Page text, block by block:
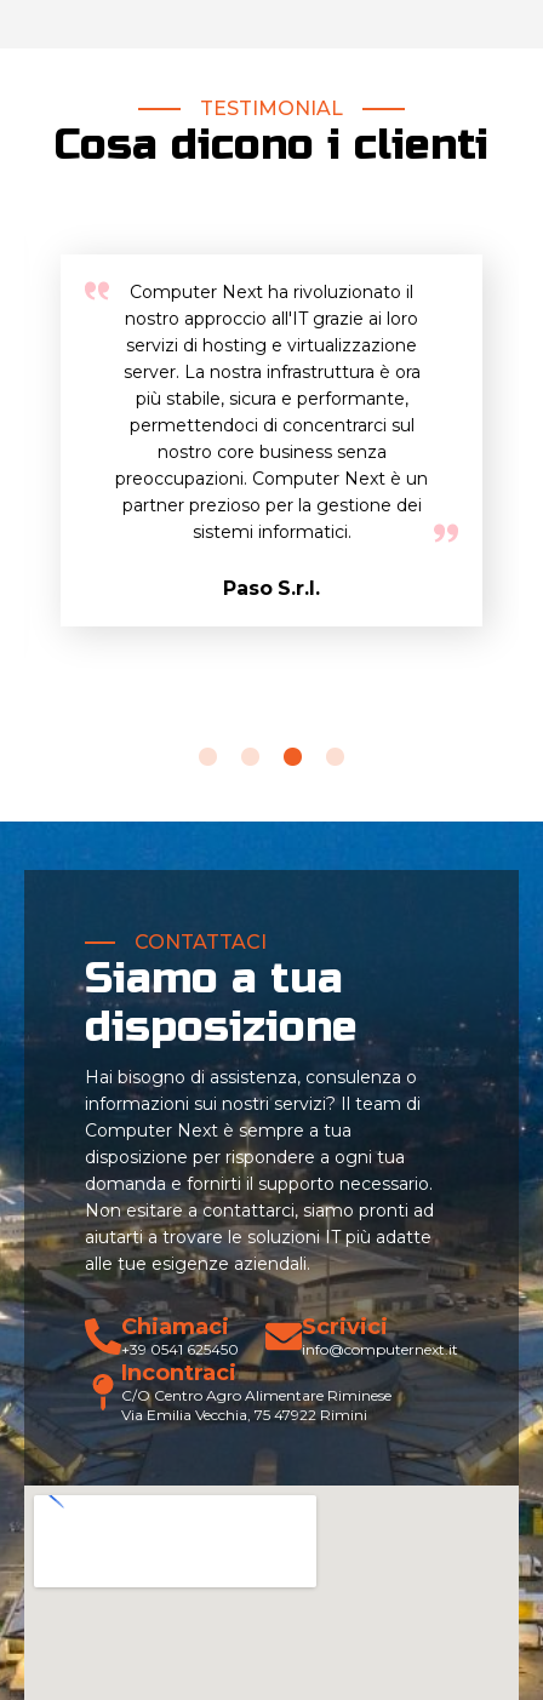
TESTIMONIAL
Cosa dicono i clienti
Computer Next ha rivoluzionato il
nostro approccio all'IT grazie ai loro
servizi di hosting e virtualizzazione
server. La nostra infrastruttura è ora
più stabile, sicura e performante,
permettendoci di concentrarci sul
nostro core business senza
preoccupazioni. Computer Next è un
partner prezioso per la gestione dei
sistemi informatici.
Paso S.r.l.
CONTATTACI
Siamo a tua
disposizione
Hai bisogno di assistenza, consulenza o
informazioni sui nostri servizi? Il team di
Computer Next è sempre a tua
disposizione per rispondere a ogni tua
domanda e fornirti il supporto necessario.
Non esitare a contattarci, siamo pronti ad
aiutarti a trovare le soluzioni IT più adatte
alle tue esigenze aziendali.
Chiamaci
+39 0541 625450
Scrivici
info@computernext.it
Incontraci
C/O Centro Agro Alimentare Riminese
Via Emilia Vecchia, 75 47922 Rimini